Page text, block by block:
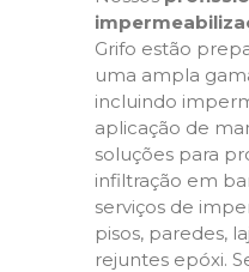
Grifo estão
uma ampla
incluindo
aplicação de
soluções para
infiltração em
serviços de
pisos, paredes,
rejuntes epóxi.